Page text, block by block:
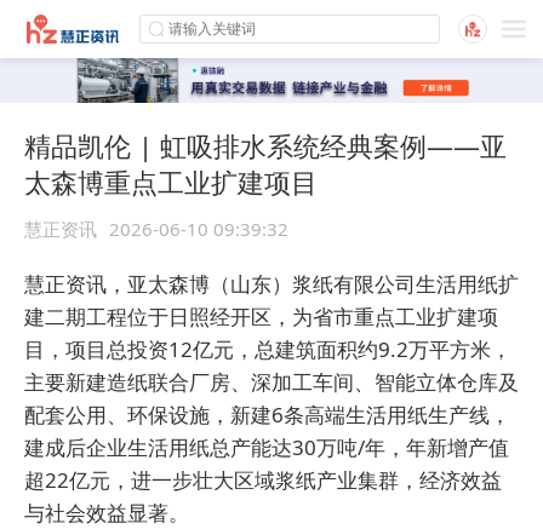
精品凯伦 | 虹吸排水系统经典案例——亚
太森博重点工业扩建项目
慧正资讯 2026-06-10 09:39:32
慧正资讯，亚太森博（山东）浆纸有限公司生活用纸扩
建二期工程位于日照经开区，为省市重点工业扩建项
目，项目总投资12亿元，总建筑面积约9.2万平方米，
主要新建造纸联合厂房、深加工车间、智能立体仓库及
配套公用、环保设施，新建6条高端生活用纸生产线，
建成后企业生活用纸总产能达30万吨/年，年新增产值
超22亿元，进一步壮大区域浆纸产业集群，经济效益
与社会效益显著。